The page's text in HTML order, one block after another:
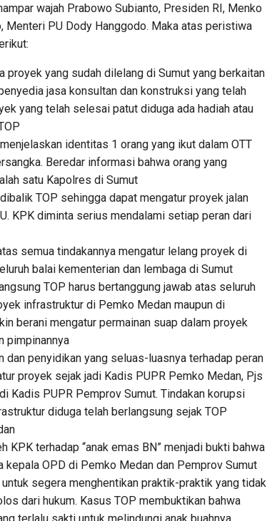
wajah Prabowo Subianto, Presiden RI, Menko
Menteri PU Dody Hanggodo. Maka atas peristiwa
proyek yang sudah dilelang di Sumut yang berkaitan
jasa konsultan dan konstruksi yang telah
yang telah selesai patut diduga ada hadiah atau
identitas 1 orang yang ikut dalam OTT
Beredar informasi bahwa orang yang
satu Kapolres di Sumut
TOP sehingga dapat mengatur proyek jalan
KPK diminta serius mendalami setiap peran dari
semua tindakannya mengatur lelang proyek di
balai kementerian dan lembaga di Sumut
TOP harus bertanggung jawab atas seluruh
infrastruktur di Pemko Medan maupun di
berani mengatur permainan suap dalam proyek
pimpinannya
dan penyidikan yang seluas-luasnya terhadap peran
proyek sejak jadi Kadis PUPR Pemko Medan, Pjs
Kadis PUPR Pemprov Sumut. Tindakan korupsi
diduga telah berlangsung sejak TOP
KPK terhadap “anak emas BN” menjadi bukti bahwa
kepala OPD di Pemko Medan dan Pemprov Sumut
untuk segera menghentikan praktik-praktik yang tidak
dari hukum. Kasus TOP membuktikan bahwa